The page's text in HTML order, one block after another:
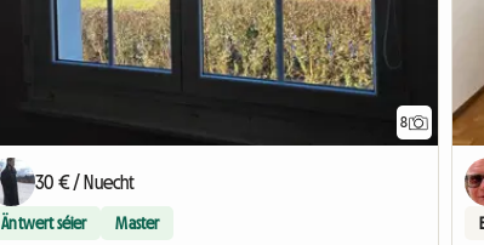
8
30 € / Nuecht
Äntwert séier Master